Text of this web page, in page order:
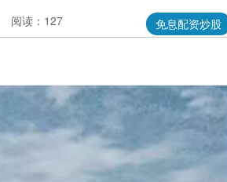
免息配资炒股
阅读：127